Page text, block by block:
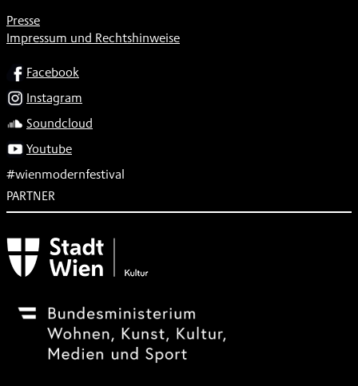
Presse
Impressum und Rechtshinweise
SOCIALFacebook
Instagram
Soundcloud
Youtube
#wienmodernfestival
PARTNER
Subventionsgeber